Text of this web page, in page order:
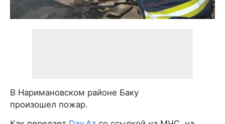
В Наримановском районе Баку
произошел пожар.